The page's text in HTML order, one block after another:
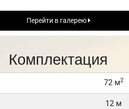
Перейти в галерею
Комплектация
72 м2
12 м